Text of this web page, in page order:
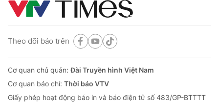
Theo dõi báo trên
Cơ quan chủ quản:Đài Truyền hình Việt Nam
Cơ quan báo chí: Thời báo VTV
Giấy phép hoạt động báo in và báo điện tử số 483/GP-BTTTT